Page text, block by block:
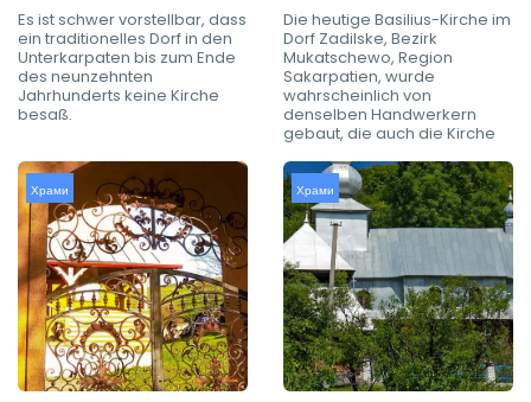
Es ist schwer vorstellbar, dass
ein traditionelles Dorf in den
Unterkarpaten bis zum Ende
des neunzehnten
Jahrhunderts keine Kirche
besaß.
Die heutige Basilius-Kirche im
Dorf Zadilske, Bezirk
Mukatschewo, Region
Sakarpatien, wurde
wahrscheinlich von
denselben Handwerkern
gebaut, die auch die Kirche
Храми Храми